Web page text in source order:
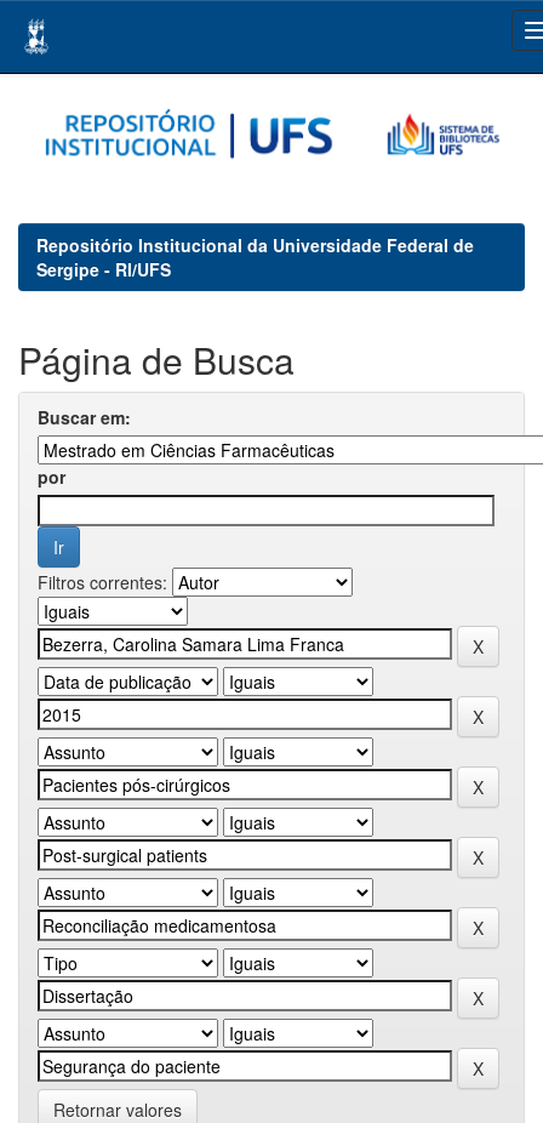
navigation
Repositório Institucional da Universidade Federal de
Sergipe - RI/UFS
Página de Busca
Buscar em:
por
Filtros correntes:
Retornar valores